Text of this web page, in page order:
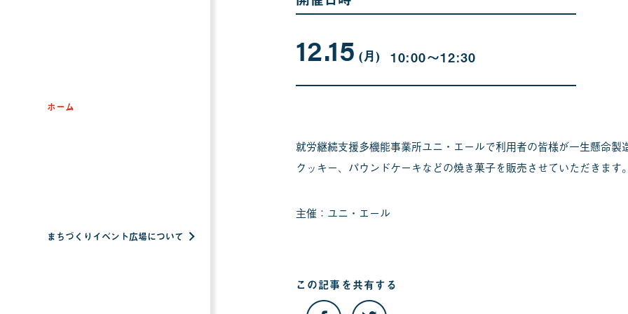
ホーム
まちづくりイベント広場について
12.15 月
15
日
(月日
) 10:00〜12:30
就労継続支援多機能事業所ユニ・エールで利用者の皆様が一生懸命製
クッキー、パウンドケーキなどの焼き菓子を販売させていただきます。
主催：ユニ・エール
この記事を共有する